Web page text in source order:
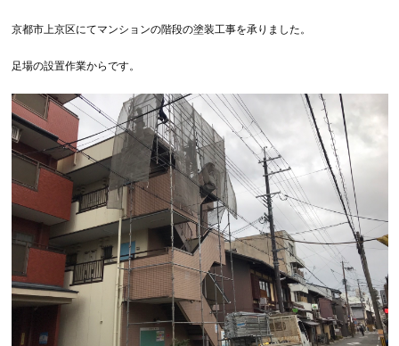
京都市上京区にてマンションの階段の塗装工事を承りました。
足場の設置作業からです。